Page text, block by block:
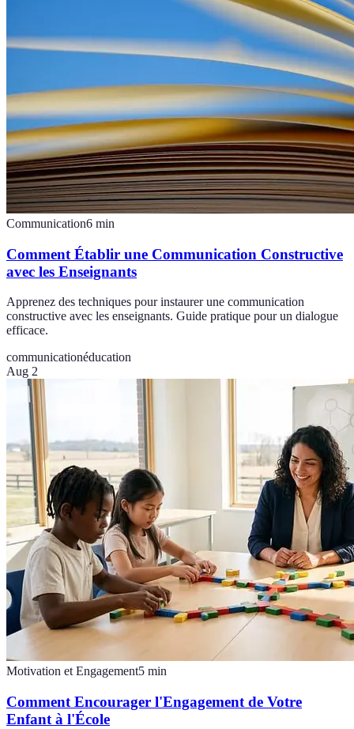
Communication6 min
Comment Établir une Communication Constructive
avec les Enseignants
Apprenez des techniques pour instaurer une communication
constructive avec les enseignants. Guide pratique pour un dialogue
efficace.
communicationéducation
Aug 2
Motivation et Engagement5 min
Comment Encourager l'Engagement de Votre
Enfant à l'École